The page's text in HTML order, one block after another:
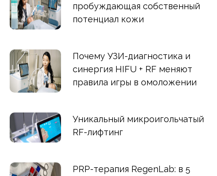
пробуждающая собственный
потенциал кожи
Почему УЗИ-диагностика и
синергия HIFU + RF меняют
правила игры в омоложении
Уникальный микроигольчатый
RF-лифтинг
PRP-терапия RegenLab: в 5